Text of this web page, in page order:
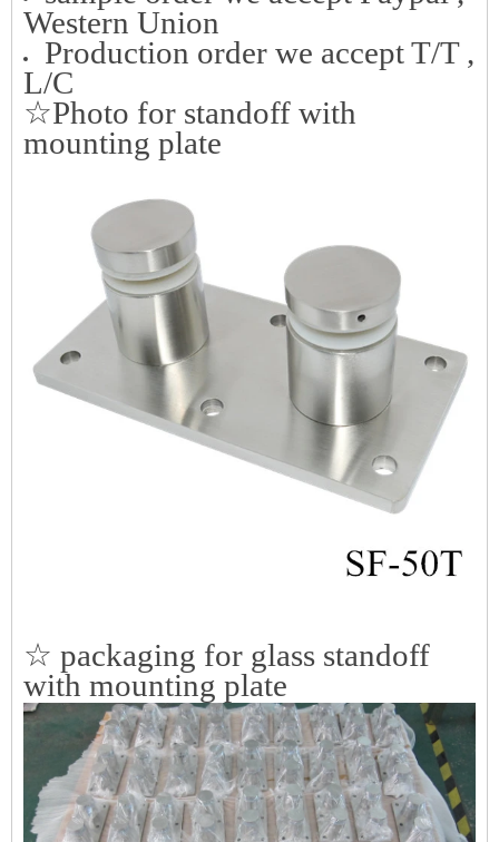
Western Union
Production order we accept T/T ,
L/C
☆Photo for standoff with
mounting plate
☆ packaging for glass standoff
with mounting plate